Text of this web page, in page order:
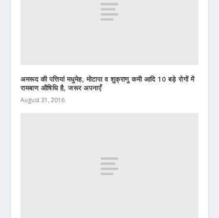
अमरूद की पत्तियां मधुमेह, मोटापा व शुक्राणु कमी आदि 10 बड़े रोगों में
रामबाण औषिधि है, जरूर अपनाएँ
August 31, 2016